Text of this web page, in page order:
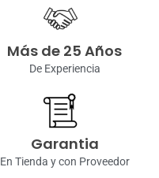
Más de 25 Años
De Experiencia
Garantia
En Tienda y con Proveedor